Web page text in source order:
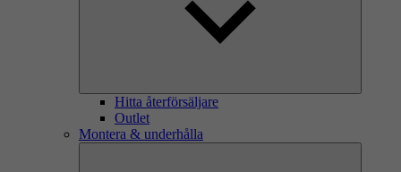
Hitta återförsäljare
Outlet
Montera & underhålla